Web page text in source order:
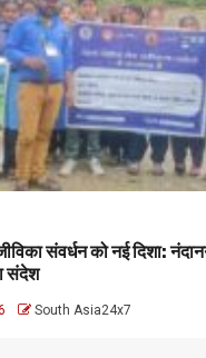
संवर्धन को नई दिशा:
संदेश
South Asia24x7